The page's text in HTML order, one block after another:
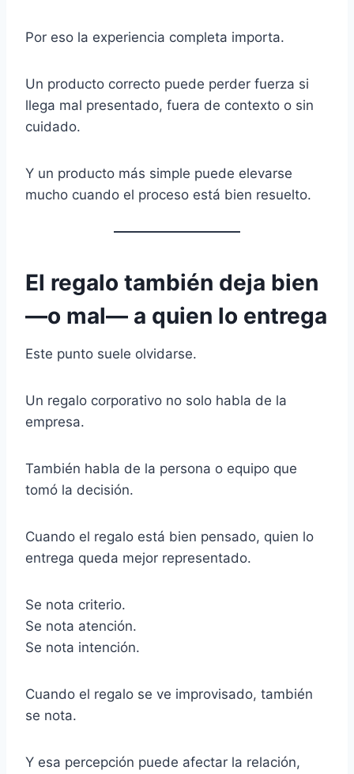
Por eso la experiencia completa importa.
Un producto correcto puede perder fuerza si
llega mal presentado, fuera de contexto o sin
cuidado.
Y un producto más simple puede elevarse
mucho cuando el proceso está bien resuelto.
El regalo también deja bien
—o mal— a quien lo entrega
Este punto suele olvidarse.
Un regalo corporativo no solo habla de la
empresa.
También habla de la persona o equipo que
tomó la decisión.
Cuando el regalo está bien pensado, quien lo
entrega queda mejor representado.
Se nota criterio.
Se nota atención.
Se nota intención.
Cuando el regalo se ve improvisado, también
se nota.
Y esa percepción puede afectar la relación,